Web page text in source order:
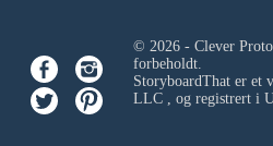
© 2026 - Clever
forbeholdt.
StoryboardThat er et
LLC, og registrert i